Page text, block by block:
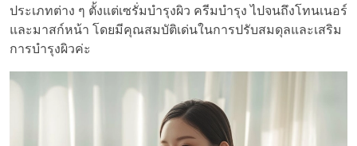
ประเภทต่าง ๆ ตั้งแต่เซรั่มบำรุงผิว ครีมบำรุง ไปจนถึงโทนเนอร์
และมาสก์หน้า โดยมีคุณสมบัติเด่นในการปรับสมดุลและเสริม
การบำรุงผิวค่ะ